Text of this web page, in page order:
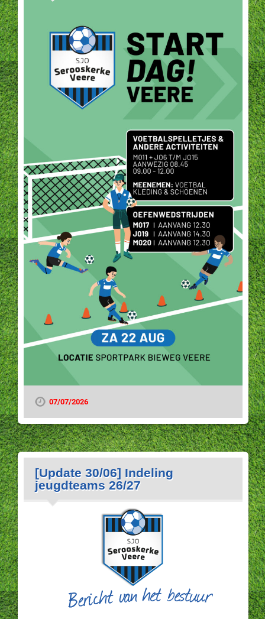
07/07/2026
[Update 30/06] Indeling
jeugdteams 26/27